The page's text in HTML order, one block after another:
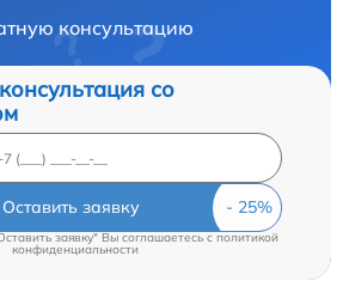
консультацию
со
Оставить заявку
заявку" Вы соглашаетесь c политикой
конфиденциальности